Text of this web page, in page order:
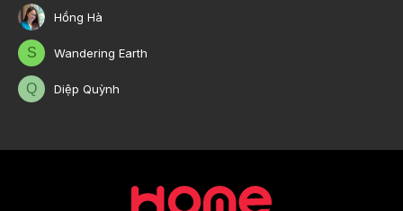
Hồng Hà
S Wandering Earth
Q Diệp Quỳnh